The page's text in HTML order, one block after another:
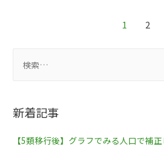
1 2
新着記事
【5類移行後】グラフでみる人口で補